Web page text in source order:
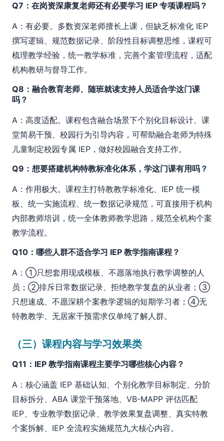
Q7：在岗资深康复老师还有必要学习 IEP 专项课程吗？
A：有必要。多数资深老师擅长上课，但缺乏标准化 IEP
撰写逻辑、规范数据记录、阶段性目标调整思维，课程可
梳理教学经验，统一教学标准，完善个案管理流程，适配
机构教研与督导工作。
Q8：融合教育老师、随班就读支持人员适合学这门课
吗？
A：高度适配。课程包含融合场景下个别化目标设计、课
堂简易干预、校园行为引导内容，可帮助融合老师为特殊
儿童制定校园专属 IEP，做好校园融合支持工作。
Q9：想要搭建机构特教标准化体系，学这门课有用吗？
A：作用极大。课程主打特教教学标准化、IEP 统一模
板、统一实施流程、统一数据记录规范，可直接用于机构
内部教师培训，统一全体教师教学思路，规范全机构个案
教学流程。
Q10：哪些人群不适合学习 IEP 教学指南课程？
A：①只想套用现成模板、不愿落地执行教学调整的人
员；②排斥日常数据记录、拒绝教学复盘的从业者；③
只想速成、不愿深耕个案教学逻辑的短期学习者；④无
特教教学、无居家干预需求仅单纯了解人群。
（三）课程内容与学习效果类
Q11：IEP 教学指南课程主要学习哪些核心内容？
A：核心涵盖 IEP 基础认知、个别化教学目标制定、分阶
目标拆分、ABA 课堂干预落地、VB-MAPP 评估匹配
IEP、专业教学数据记录、教学效果复盘调整、真实特教
个案拆解、IEP 全流程实施规范九大核心内容。